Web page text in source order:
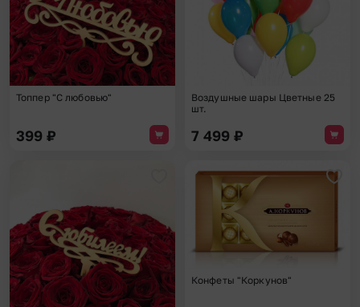
Топпер "С любовью"
399 ₽
Воздушные шары Цветные 25
шт.
7 499 ₽
Добавить в избранное
Конфеты "Коркунов"